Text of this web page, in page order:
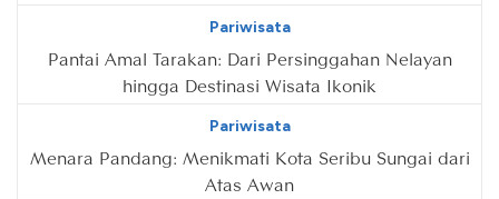
Pariwisata
Pantai Amal Tarakan: Dari Persinggahan Nelayan
hingga Destinasi Wisata Ikonik
Pariwisata
Menara Pandang: Menikmati Kota Seribu Sungai dari
Atas Awan